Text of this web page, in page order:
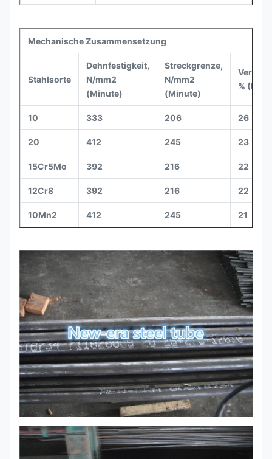
Mechanische Zusammensetzung
Stahlsorte
Dehnfestigkeit,
N/mm2
(Minute)
Streckgrenze,
N/mm2
(Minute)
%
10 333 206 26
20 412 245 23
15Cr5Mo 392 216 22
12Cr8 392 216 22
10Mn2 412 245 21